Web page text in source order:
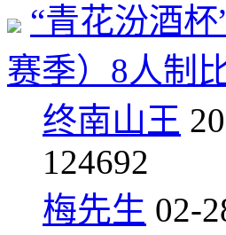
“青花汾酒
赛季）8人制
终南山王
124692
梅先生 02-